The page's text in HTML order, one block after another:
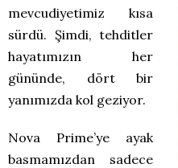
mevcudiyetimiz kısa
sürdü. Şimdi, tehditler
hayatımızın her
gününde, dört bir
yanımızda kol geziyor.
Nova Prime’ye ayak
basmamızdan sadece